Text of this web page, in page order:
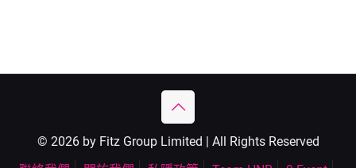
© 2026 by Fitz Group Limited | All Rights Reserved